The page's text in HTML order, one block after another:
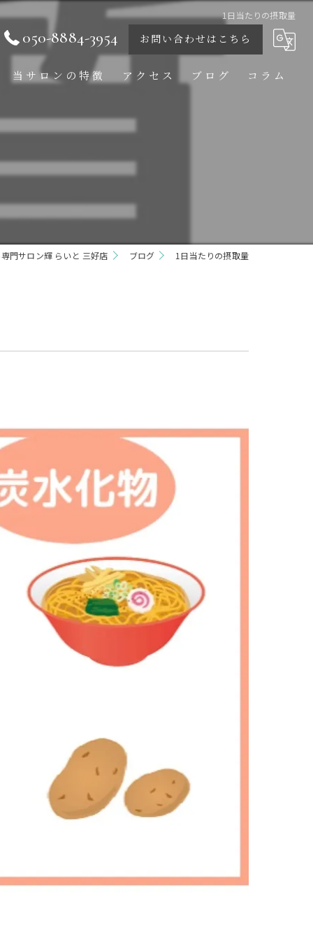
1日当たりの摂取量
050-8884-3954 お問い合わせはこちら
当サロンの特徴
フェイシャル
ブライダル
アクセス ブログ コラム
門サロン輝 らいと 三好店 ブログ 1日当たりの摂取量